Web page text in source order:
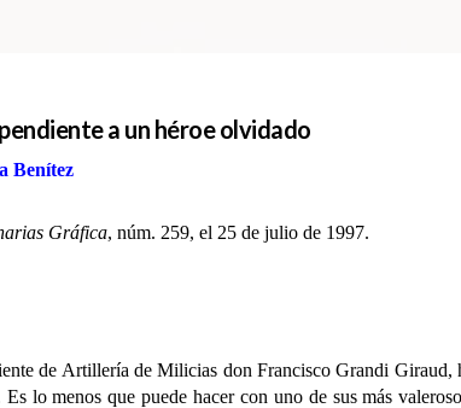
a un héroe olvidado
Benítez
Gráfica, núm. 259, el 25 de julio de 1997.
Artillería de Milicias don Francisco Grandi Giraud,
Es lo menos que puede hacer con uno de sus más